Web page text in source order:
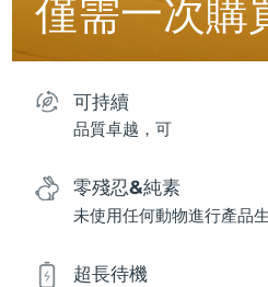
僅需一次購
可持續
品質卓越，可
零殘忍&純素
未使用任何動物進行產品
超長待機